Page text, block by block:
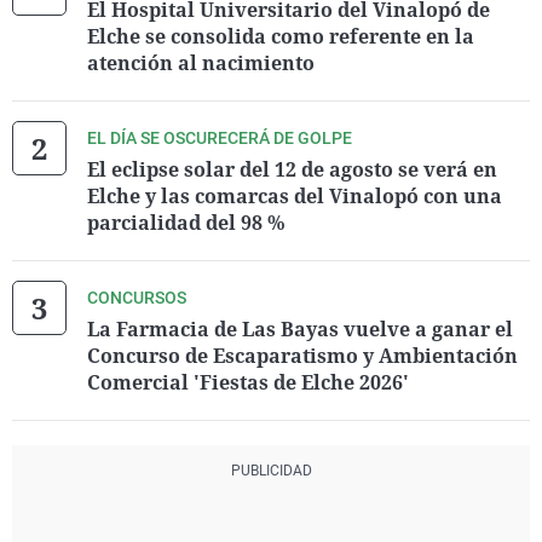
El Hospital Universitario del Vinalopó de
Elche se consolida como referente en la
atención al nacimiento
EL DÍA SE OSCURECERÁ DE GOLPE
El eclipse solar del 12 de agosto se verá en
Elche y las comarcas del Vinalopó con una
parcialidad del 98 %
CONCURSOS
La Farmacia de Las Bayas vuelve a ganar el
Concurso de Escaparatismo y Ambientación
Comercial 'Fiestas de Elche 2026'